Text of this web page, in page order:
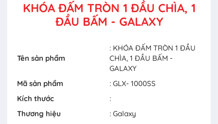
KHÓA ĐẤM TRÒN 1 ĐẦU CHÌA, 1
ĐẦU BẤM - GALAXY
Tên sản phẩm
: KHÓA ĐẤM TRÒN 1 ĐẦU
CHÌA, 1 ĐẦU BẤM -
GALAXY
Mã sản phẩm
: GLX- 1000SS
Kích thước
:
Thương hiệu
: Galaxy